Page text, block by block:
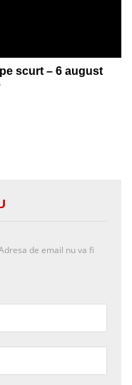
scurt – 6 august
de email nu va fi